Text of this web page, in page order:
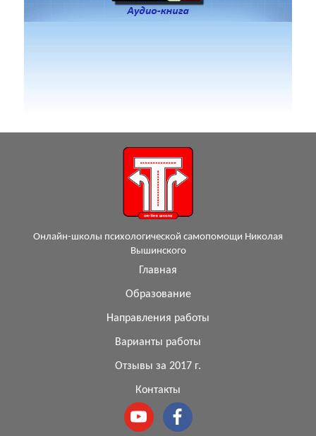
Онлайн-школы психологической самопомощи Николая
Вышинского
Главная
Образование
Направления работы
Варианты работы
Отзывы за 2017 г.
Контакты